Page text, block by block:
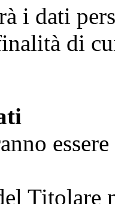
i dati
di
Titolare